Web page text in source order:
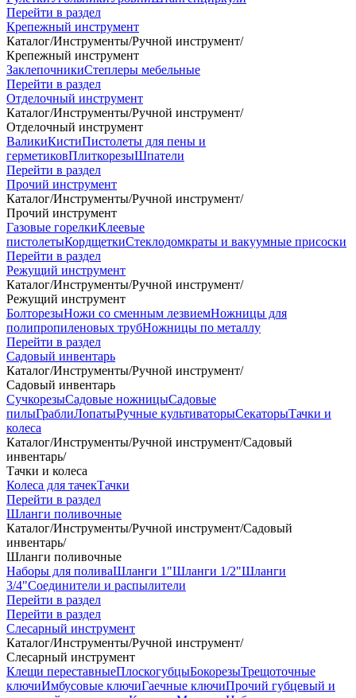
Перейти в раздел
Крепежный инструмент
Каталог/Инструменты/Ручной инструмент/
Крепежный инструмент
ЗаклепочникиСтеплеры мебельные
Перейти в раздел
Отделочный инструмент
Каталог/Инструменты/Ручной инструмент/
Отделочный инструмент
ВаликиКистиПистолеты для пены и
герметиковПлиткорезыШпатели
Перейти в раздел
Прочий инструмент
Каталог/Инструменты/Ручной инструмент/
Прочий инструмент
Газовые горелкиКлеевые
пистолетыКордщеткиСтеклодомкраты и вакуумные присоски
Перейти в раздел
Режущий инструмент
Каталог/Инструменты/Ручной инструмент/
Режущий инструмент
БолторезыНожи со сменным лезвиемНожницы для
полипропиленовых трубНожницы по металлу
Перейти в раздел
Садовый инвентарь
Каталог/Инструменты/Ручной инструмент/
Садовый инвентарь
СучкорезыСадовые ножницыСадовые
пилыГраблиЛопатыРучные культиваторыСекаторыТачки и
колеса
Каталог/Инструменты/Ручной инструмент/Садовый
инвентарь/
Тачки и колеса
Колеса для тачекТачки
Перейти в раздел
Шланги поливочные
Каталог/Инструменты/Ручной инструмент/Садовый
инвентарь/
Шланги поливочные
Наборы для поливаШланги 1"Шланги 1/2"Шланги
3/4"Соединители и распылители
Перейти в раздел
Перейти в раздел
Слесарный инструмент
Каталог/Инструменты/Ручной инструмент/
Слесарный инструмент
Клещи переставныеПлоскогубцыБокорезыТрещоточные
ключиИмбусовые ключиГаечные ключиПрочий губцевый и